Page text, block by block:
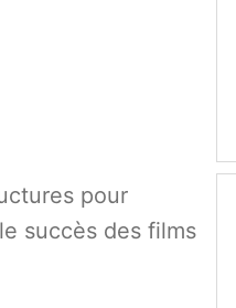
pour
succès des films